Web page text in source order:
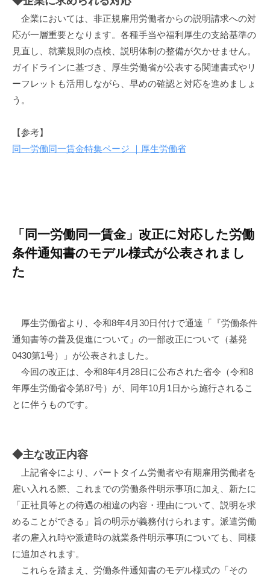
企業においては、非正規雇用労働者からの説明請求への対
応が一層重要となります。各種手当や福利厚生の支給基準の
見直し、就業規則の点検、説明体制の整備が欠かせません。
ガイドラインに基づき、厚生労働省が公表する関連書式やリ
ーフレットも活用しながら、早めの確認と対応を進めましょ
う。
【参考】
同一労働同一賃金特集ページ ｜厚生労働省
「同一労働同一賃金」改正に対応した労働
条件通知書のモデル様式が公表されまし
た
厚生労働省より、令和8年4月30日付けで通達「『労働条件
通知書等の普及促進について』の一部改正について（基発
0430第1号）」が公表されました。
今回の改正は、令和8年4月28日に公布された省令（令和8
年厚生労働省令第87号）が、同年10月1日から施行されるこ
とに伴うものです。
◆主な改正内容
上記省令により、パートタイム労働者や有期雇用労働者を
雇い入れる際、これまでの労働条件明示事項に加え、新たに
「正社員等との待遇の相違の内容・理由について、説明を求
めることができる」旨の明示が義務付けられます。派遣労働
者の雇入れ時や派遣時の就業条件明示事項についても、同様
に追加されます。
これらを踏まえ、労働条件通知書のモデル様式の「その